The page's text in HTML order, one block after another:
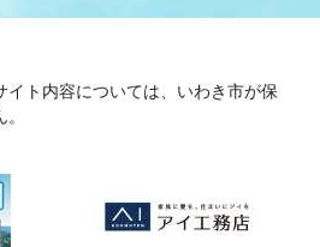
イト内容については、いわき市が保